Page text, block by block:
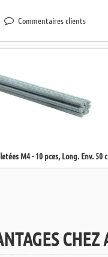
Commentaires clients
M4 - 10 pces, Long. Env. 50
CHEZ